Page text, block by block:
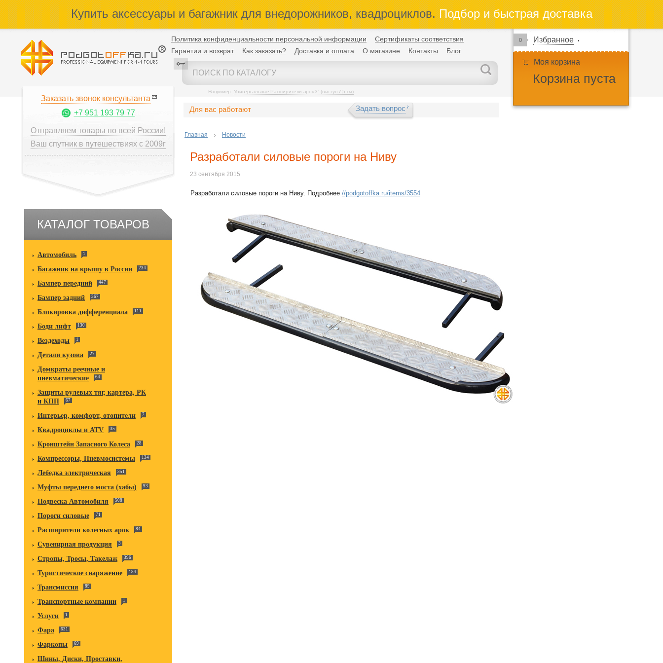
Купить аксессуары и багажник для внедорожников, квадроциклов.Подбор и быстрая доставка
Политика конфиденциальности персональной информации
Сертификаты соответствия
Гарантии и возврат
Как заказать? Доставка и оплата О магазине Контакты Блог
Например: Универсальные Расширители арок 3" (выступ 7,5 см)
0 Избранное
Моя корзина
Корзина пуста
Заказать звонок консультанта
+7 951 193 79 77
Отправляем товары по всей России!
Ваш спутник в путешествиях с 2009г
КАТАЛОГ ТОВАРОВ
Автомобиль 1
Багажник на крышу в России 234
Бампер передний 447
Бампер задний 367
Блокировка дифференциала 111
Боди лифт 130
Вездеходы 1
Детали кузова 27
Домкраты реечные и
пневматические
64
Защиты рулевых тяг, картера, РК
и КПП
67
Интерьер, комфорт, отопители 7
Квадроциклы и ATV 35
Кронштейн Запасного Колеса 28
Компрессоры, Пневмосистемы 134
Лебедка электрическая 351
Муфты переднего моста (хабы) 93
Подвеска Автомобиля 508
Пороги силовые 71
Расширители колесных арок 84
Сувенирная продукция 3
Стропы, Тросы, Такелаж 396
Туристическое снаряжение 184
Трансмиссия 89
Транспортные компании 1
Услуги 1
Фара 631
Фаркопы 69
Шины, Диски, Проставки,
Для вас работают Задать вопрос
Главная Новости
Разработали силовые пороги на Ниву
23 сентября 2015
Разработали силовые пороги на Ниву. Подробнее //podgotoffka.ru/items/3554